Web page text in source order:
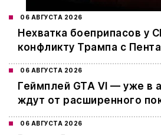
06 АВГУСТА 2026
Нехватка боеприпасов у
конфликту Трампа с
06 АВГУСТА 2026
Геймплей GTA VI — уже в
ждут от расширенного
06 АВГУСТА 2026